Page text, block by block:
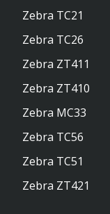
Zebra TC21
Zebra TC26
Zebra ZT411
Zebra ZT410
Zebra MC33
Zebra TC56
Zebra TC51
Zebra ZT421